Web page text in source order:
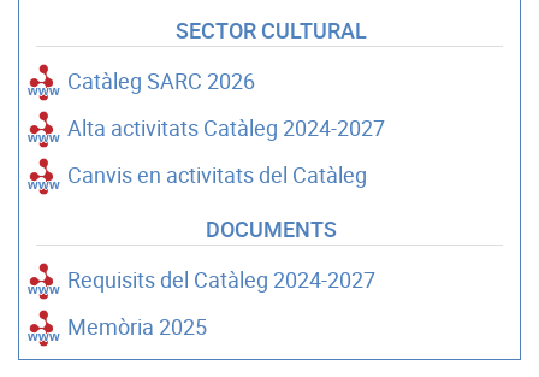
SECTOR CULTURAL
Catàleg SARC 2026
Alta activitats Catàleg 2024-2027
Canvis en activitats del Catàleg
DOCUMENTS
Requisits del Catàleg 2024-2027
Memòria 2025